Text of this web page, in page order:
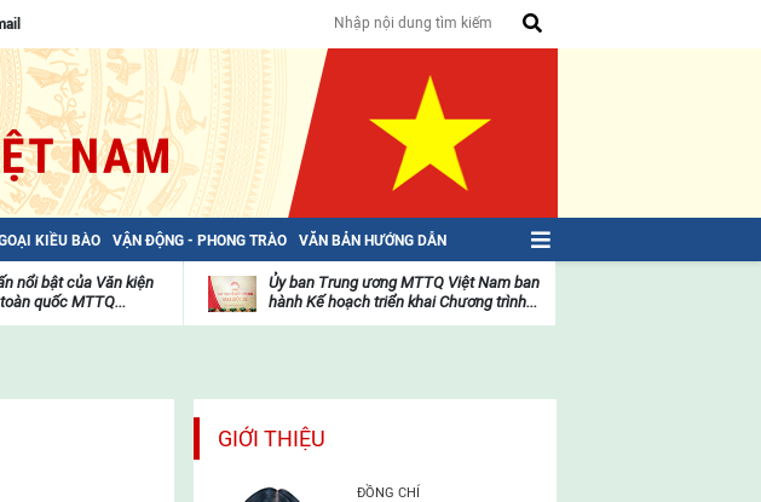
KIỀU BÀO VẬN ĐỘNG - PHONG TRÀO VĂN BẢN HƯỚNG DẪN
nổi bật của Văn kiện
quốc MTTQ...
mặt
trận
Ủy ban Trung ương MTTQ Việt Nam ban
hành Kế hoạch triển khai Chương trình...
GIỚI THIỆU
ĐỒNG CHÍ